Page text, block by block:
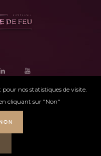
nos statistiques de visite.
cliquant sur "Non"